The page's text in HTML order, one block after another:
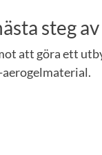
steg
att göra ett